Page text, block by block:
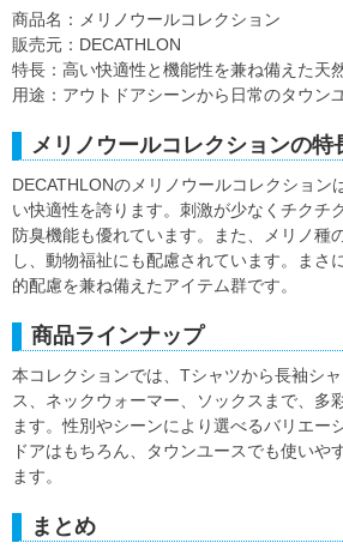
商品名：メリノウールコレクション
販売元：DECATHLON
特長：高い快適性と機能性を兼ね備えた天
用途：アウトドアシーンから日常のタウン
メリノウールコレクションの特
DECATHLONのメリノウールコレクション
い快適性を誇ります。刺激が少なくチクチ
防臭機能も優れています。また、メリノ種
し、動物福祉にも配慮されています。まさ
的配慮を兼ね備えたアイテム群です。
商品ラインナップ
本コレクションでは、Tシャツから長袖シ
ス、ネックウォーマー、ソックスまで、多
ます。性別やシーンにより選べるバリエー
ドアはもちろん、タウンユースでも使いや
ます。
まとめ